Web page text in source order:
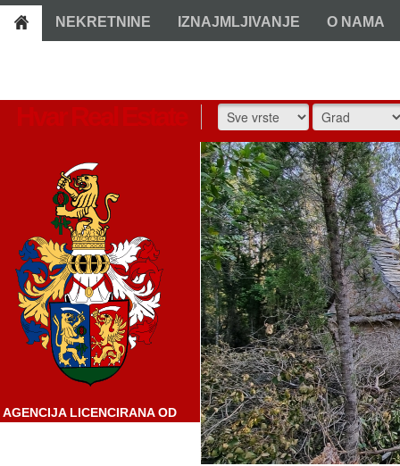
NEKRETNINE IZNAJMLJIVANJE O NAMA
AGENCIJA LICENCIRANA OD
STRANE HRVATSKE